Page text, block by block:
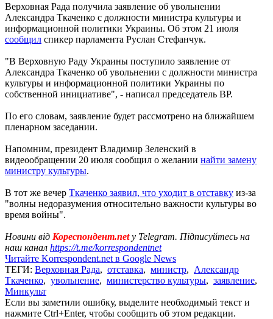
Верховная Рада получила заявление об увольнении
Александра Ткаченко с должности министра культуры и
информационной политики Украины. Об этом 21 июля
сообщил спикер парламента Руслан Стефанчук.
"В Верховную Раду Украины поступило заявление от
Александра Ткаченко об увольнении с должности министра
культуры и информационной политики Украины по
собственной инициативе", - написал председатель ВР.
По его словам, заявление будет рассмотрено на ближайшем
пленарном заседании.
Напомним, президент Владимир Зеленский в
видеообращении 20 июля сообщил о желании найти замену
министру культуры.
В тот же вечер Ткаченко заявил, что уходит в отставку из-за
"волны недоразумения относительно важности культуры во
время войны".
Новини від Кореспондент.netу Telegram. Підписуйтесь на
наш канал https://t.me/korrespondentnet
Читайте Korrespondent.net в Google News
ТЕГИ: Верховная Рада, отставка, министр, Александр
Ткаченко, увольнение, министерство культуры, заявление,
Минкульт
Если вы заметили ошибку, выделите необходимый текст и
нажмите Ctrl+Enter, чтобы сообщить об этом редакции.